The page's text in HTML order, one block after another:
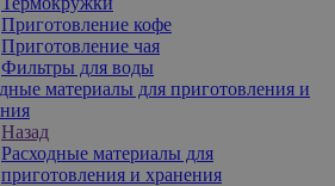
Приготовление кофе
Приготовление чая
Фильтры для воды
материалы для приготовления и
Назад
Расходные материалы для
приготовления и хранения